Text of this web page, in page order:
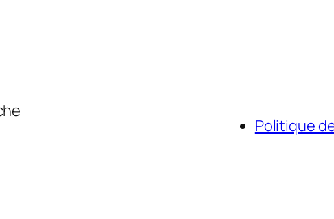
Politique